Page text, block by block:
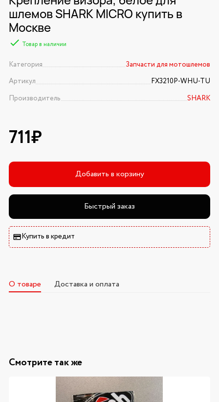
шлемов SHARK MICRO купить в
Москве
Товар в наличии
Категория
Запчасти для мотошлемов
Артикул
FX3210P-WHU-TU
Производитель
SHARK
711₽
Добавить в корзину
Быстрый заказ
Купить в кредит
О товаре Доставка и оплата
Смотрите так же